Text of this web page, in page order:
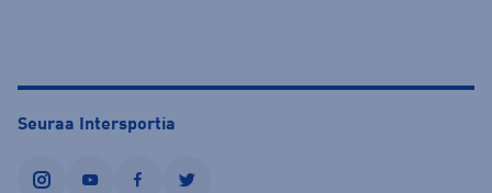
Seuraa Intersportia
instagramyoutubefacebooktwitter